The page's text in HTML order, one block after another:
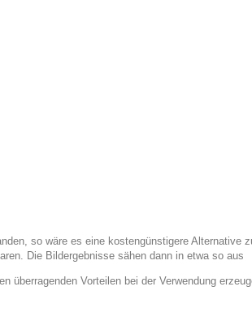
so wäre es eine kostengünstigere
Die Bildergebnisse sähen dann in etwa so aus
überragenden Vorteilen bei der Verwendung